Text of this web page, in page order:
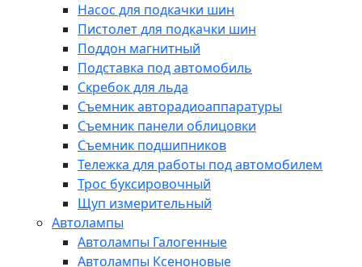
Насос для подкачки шин
Пистолет для подкачки шин
Поддон магнитный
Подставка под автомобиль
Скребок для льда
Съемник авторадиоаппаратуры
Съемник панели облицовки
Съемник подшипников
Тележка для работы под автомобилем
Трос буксировочный
Щуп измерительный
Автолампы
Автолампы Галогенные
Автолампы Ксеноновые